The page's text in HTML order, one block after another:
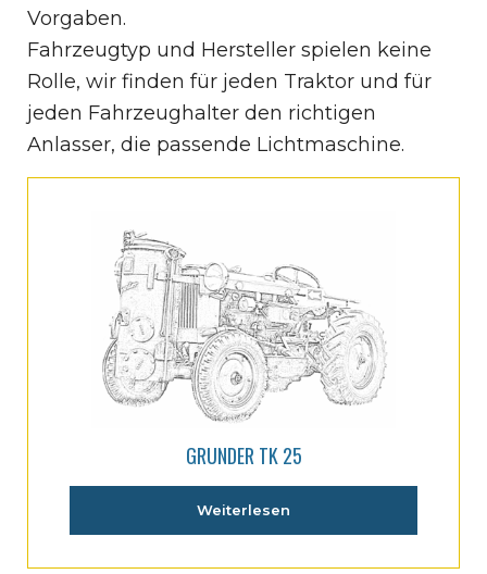
Vorgaben.
Fahrzeugtyp und Hersteller spielen keine
Rolle, wir finden für jeden Traktor und für
jeden Fahrzeughalter den richtigen
Anlasser, die passende Lichtmaschine.
GRUNDER TK 25
Weiterlesen